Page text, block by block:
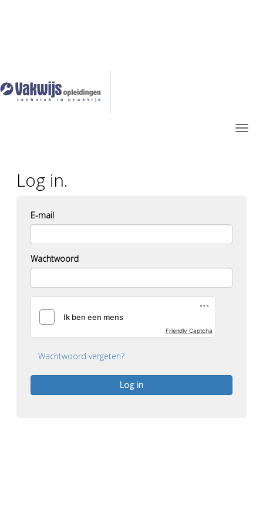
Log in.
E-mail
Wachtwoord
Friendly Captcha
Wachtwoord vergeten?